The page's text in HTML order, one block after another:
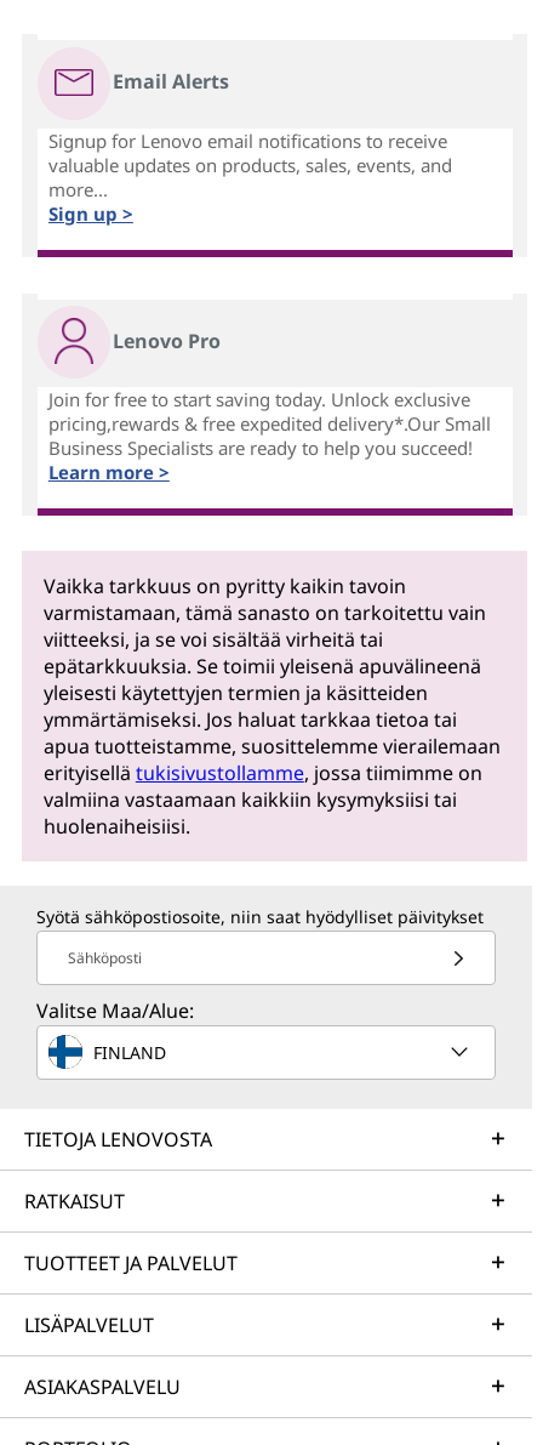
Email Alerts
Signup for Lenovo email notifications to receive
valuable updates on products, sales, events, and
more...
Sign up >
Lenovo Pro
Join for free to start saving today. Unlock exclusive
pricing,rewards & free expedited delivery*.Our Small
Business Specialists are ready to help you succeed!
Learn more >
Vaikka tarkkuus on pyritty kaikin tavoin
varmistamaan, tämä sanasto on tarkoitettu vain
viitteeksi, ja se voi sisältää virheitä tai
epätarkkuuksia. Se toimii yleisenä apuvälineenä
yleisesti käytettyjen termien ja käsitteiden
ymmärtämiseksi. Jos haluat tarkkaa tietoa tai
apua tuotteistamme, suosittelemme vierailemaan
erityisellä tukisivustollamme, jossa tiimimme on
valmiina vastaamaan kaikkiin kysymyksiisi tai
huolenaiheisiisi.
Syötä sähköpostiosoite, niin saat hyödylliset päivitykset
Sähköposti
Valitse Maa/Alue:
FINLAND
TIETOJA LENOVOSTA
RATKAISUT
TUOTTEET JA PALVELUT
LISÄPALVELUT
ASIAKASPALVELU